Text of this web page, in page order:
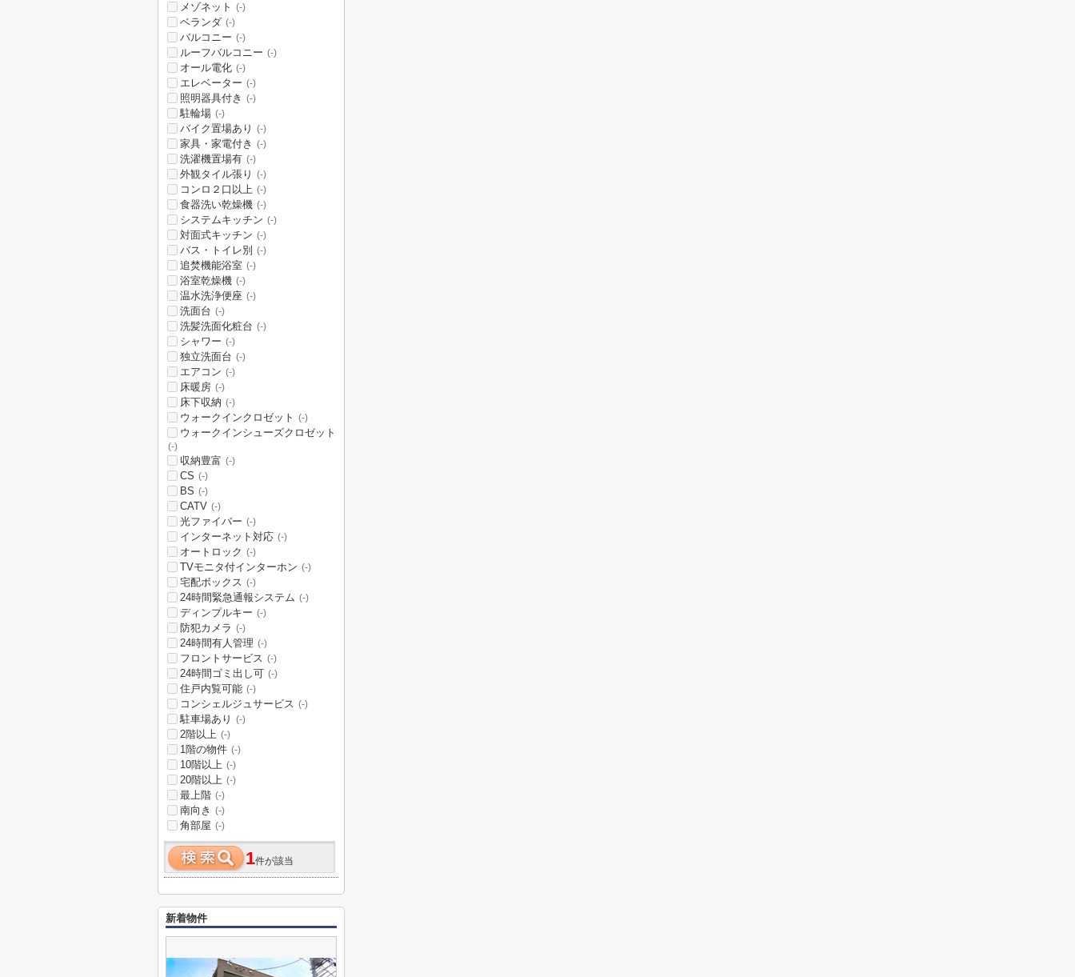
メゾネット (-)
ベランダ (-)
バルコニー (-)
ルーフバルコニー (-)
オール電化 (-)
エレベーター (-)
照明器具付き (-)
駐輪場 (-)
バイク置場あり (-)
家具・家電付き (-)
洗濯機置場有 (-)
外観タイル張り (-)
コンロ２口以上 (-)
食器洗い乾燥機 (-)
システムキッチン (-)
対面式キッチン (-)
バス・トイレ別 (-)
追焚機能浴室 (-)
浴室乾燥機 (-)
温水洗浄便座 (-)
洗面台 (-)
洗髪洗面化粧台 (-)
シャワー (-)
独立洗面台 (-)
エアコン (-)
床暖房 (-)
床下収納 (-)
ウォークインクロゼット (-)
ウォークインシューズクロゼット
(-)
収納豊富 (-)
CS (-)
BS (-)
CATV (-)
光ファイバー (-)
インターネット対応 (-)
オートロック (-)
TVモニタ付インターホン (-)
宅配ボックス (-)
24時間緊急通報システム (-)
ディンプルキー (-)
防犯カメラ (-)
24時間有人管理 (-)
フロントサービス (-)
24時間ゴミ出し可 (-)
住戸内覧可能 (-)
コンシェルジュサービス (-)
駐車場あり (-)
2階以上 (-)
1階の物件 (-)
10階以上 (-)
20階以上 (-)
最上階 (-)
南向き (-)
角部屋 (-)
1件が該当
新着物件